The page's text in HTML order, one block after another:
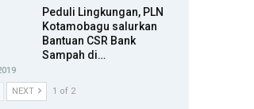
Peduli Lingkungan, PLN
Kotamobagu salurkan
Bantuan CSR Bank
Sampah di…
NEXT 1 of 2